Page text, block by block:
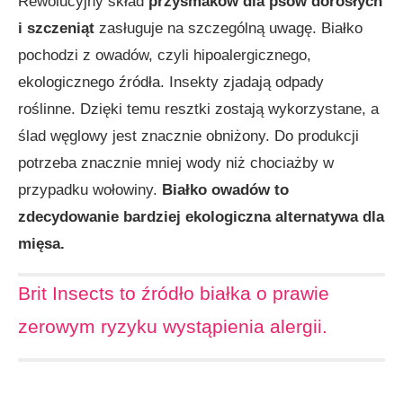
i szczeniąt zasługuje na szczególną uwagę. Białko
pochodzi z owadów, czyli hipoalergicznego,
ekologicznego źródła. Insekty zjadają odpady
roślinne. Dzięki temu resztki zostają wykorzystane, a
ślad węglowy jest znacznie obniżony. Do produkcji
potrzeba znacznie mniej wody niż chociażby w
przypadku wołowiny. Białko owadów to
zdecydowanie bardziej ekologiczna alternatywa dla
mięsa.
Brit Insects to źródło białka o prawie
zerowym ryzyku wystąpienia alergii.